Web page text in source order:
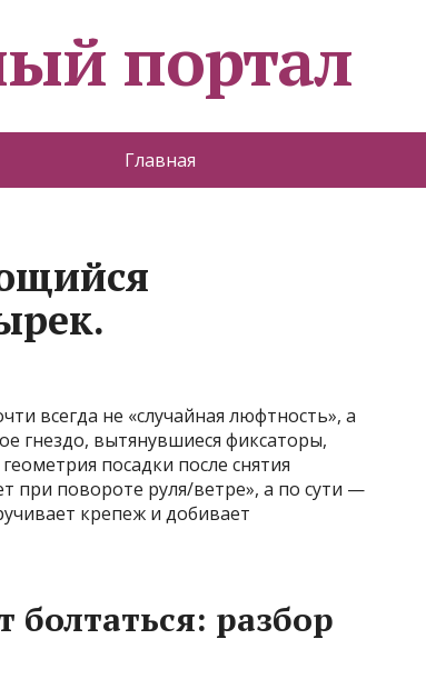
портал
Главная
всегда не «случайная люфтность», а
гнездо, вытянувшиеся фиксаторы,
посадки после снятия
при повороте руля/ветре», а по сути —
крепеж и добивает
разбор